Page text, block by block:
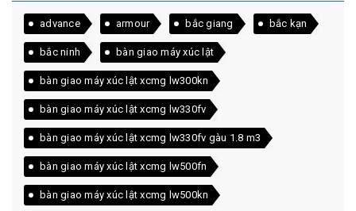
advance armour bắc giang bắc kạn
bắc ninh bàn giao máy xúc lật
bàn giao máy xúc lật xcmg lw300kn
bàn giao máy xúc lật xcmg lw330fv
bàn giao máy xúc lật xcmg lw330fv gàu 1.8 m3
bàn giao máy xúc lật xcmg lw500fn
bàn giao máy xúc lật xcmg lw500kn